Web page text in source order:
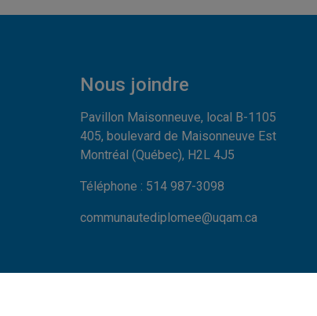
Nous joindre
Pavillon Maisonneuve, local B-1105
405, boulevard de Maisonneuve Est
Montréal (Québec), H2L 4J5
Téléphone : 514 987-3098
communautediplomee@uqam.ca